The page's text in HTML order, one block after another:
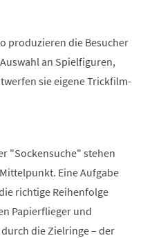
produzieren die Besucher
an Spielfiguren,
sie eigene Trickfilm-
"Sockensuche" stehen
Eine Aufgabe
richtige Reihenfolge
Papierflieger und
die Zielringe – der